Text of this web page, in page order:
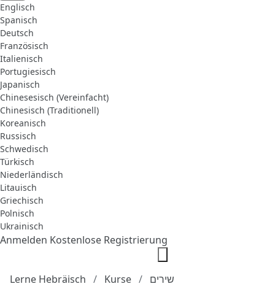
Englisch
Spanisch
Deutsch
Französisch
Italienisch
Portugiesisch
Japanisch
Chinesesisch (Vereinfacht)
Chinesisch (Traditionell)
Koreanisch
Russisch
Schwedisch
Türkisch
Niederländisch
Litauisch
Griechisch
Polnisch
Ukrainisch
Anmelden Kostenlose Registrierung
Lerne Hebräisch Kurse שירים